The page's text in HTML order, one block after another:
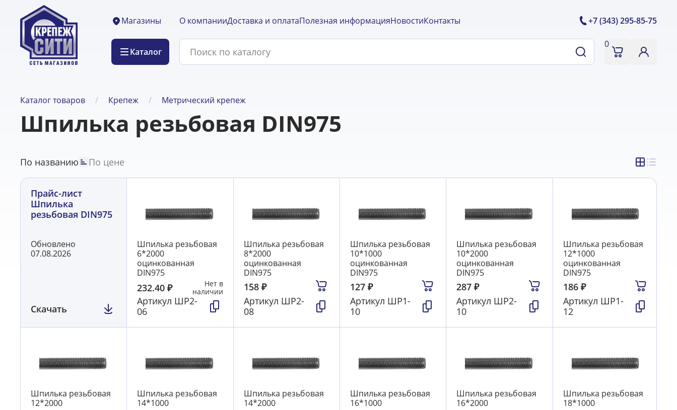
Магазины
Каталог
О компанииДоставка и оплатаПолезная информацияНовостиКонтакты +7 (343) 295-85-75
0
Каталог товаров Крепеж Метрический крепеж
Шпилька резьбовая DIN975
По названию По цене
Прайс-лист
Шпилька
резьбовая DIN975
Обновлено
07.08.2026
Скачать
Шпилька резьбовая
6*2000
оцинкованная
DIN975
232.40₽
Нет в
наличии
Артикул ШР2-
06
Шпилька резьбовая
8*2000
оцинкованная
DIN975
158 ₽
Артикул ШР2-
08
Шпилька резьбовая
10*1000
оцинкованная
DIN975
127 ₽
Артикул ШР1-
10
Шпилька резьбовая
10*2000
оцинкованная
DIN975
287₽
Артикул ШР2-
10
Шпилька резьбовая
12*1000
оцинкованная
DIN975
186 ₽
Артикул ШР1-
12
Шпилька резьбовая
12*2000
Шпилька резьбовая
14*1000
Шпилька резьбовая
14*2000
Шпилька резьбовая
16*1000
Шпилька резьбовая
16*2000
Шпилька резьбовая
18*1000